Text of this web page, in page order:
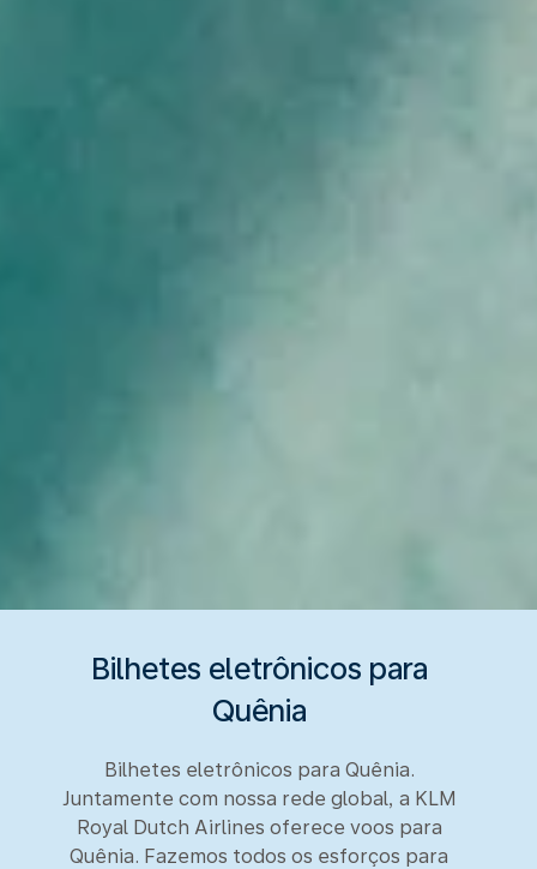
Bilhetes eletrônicos para
Quênia
Bilhetes eletrônicos para Quênia.
Juntamente com nossa rede global, a KLM
Royal Dutch Airlines oferece voos para
Quênia. Fazemos todos os esforços para